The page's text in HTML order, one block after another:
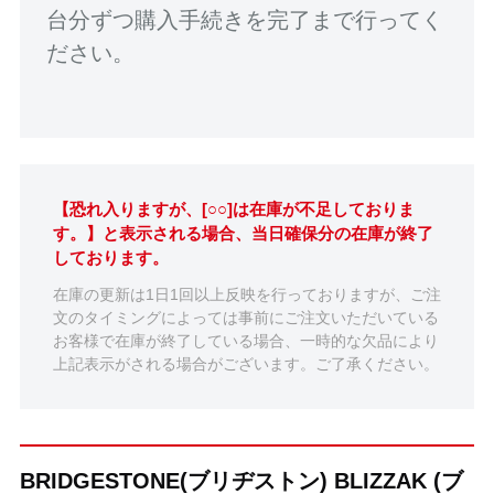
台分ずつ購入手続きを完了まで行ってく
ださい。
【恐れ入りますが、[○○]は在庫が不足しておりま
す。】と表示される場合、当日確保分の在庫が終了
しております。
在庫の更新は1日1回以上反映を行っておりますが、ご注
文のタイミングによっては事前にご注文いただいている
お客様で在庫が終了している場合、一時的な欠品により
上記表示がされる場合がございます。ご了承ください。
BRIDGESTONE(ブリヂストン) BLIZZAK (ブ